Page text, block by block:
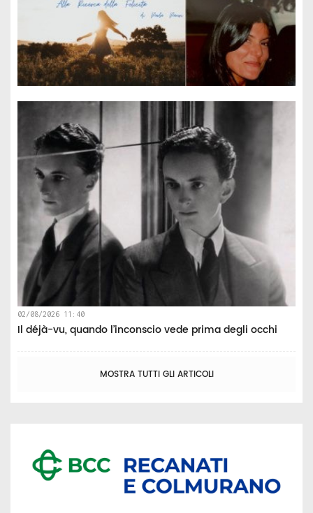
02/08/2026 11:40
Il déjà-vu, quando l’inconscio vede prima degli occhi
MOSTRA TUTTI GLI ARTICOLI